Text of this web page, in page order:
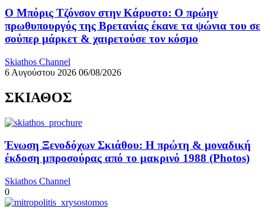
Ο Μπόρις Τζόνσον στην Κάρυστο: Ο πρώην
πρωθυπουργός της Βρετανίας έκανε τα ψώνια του σε
σούπερ μάρκετ & χαιρετούσε τον κόσμο
Skiathos Channel
6 Αυγούστου 2026 06/08/2026
ΣΚΙΑΘΟΣ
Ένωση Ξενοδόχων Σκιάθου: Η πρώτη & μοναδική
έκδοση μπροσούρας από το μακρινό 1988 (Photos)
Skiathos Channel
0